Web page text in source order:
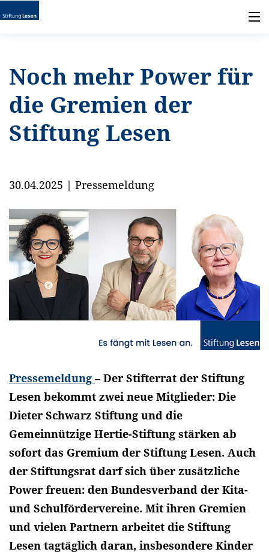
Noch mehr Power für
die Gremien der
Stiftung Lesen
30.04.2025 | Pressemeldung
Pressemeldung– Der Stifterrat der Stiftung
Lesen bekommt zwei neue Mitglieder: Die
Dieter Schwarz Stiftung und die
Gemeinnützige Hertie-Stiftung stärken ab
sofort das Gremium der Stiftung Lesen. Auch
der Stiftungsrat darf sich über zusätzliche
Power freuen: den Bundesverband der Kita-
und Schulfördervereine. Mit ihren Gremien
und vielen Partnern arbeitet die Stiftung
Lesen tagtäglich daran, insbesondere Kinder